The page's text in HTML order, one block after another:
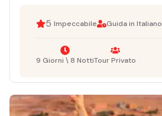
5 Impeccabile Guida in Italiano
9 Giorni \ 8 NottiTour Privato